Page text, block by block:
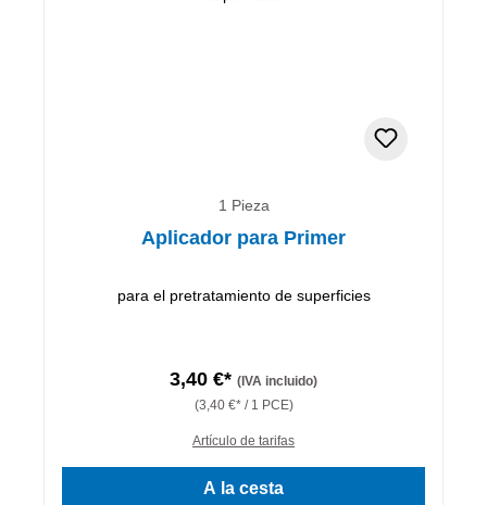
1 Pieza
Aplicador para Primer
para el pretratamiento de superficies
3,40 €* (IVA incluido)
(3,40 €* / 1 PCE)
Artículo de tarifas
A la cesta